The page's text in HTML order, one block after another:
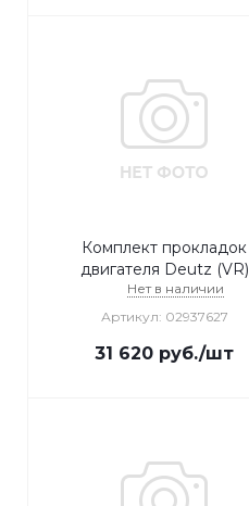
Комплект прокладок
двигателя Deutz (VR)
Нет в наличии
Артикул: 02937627
31 620 руб./шт